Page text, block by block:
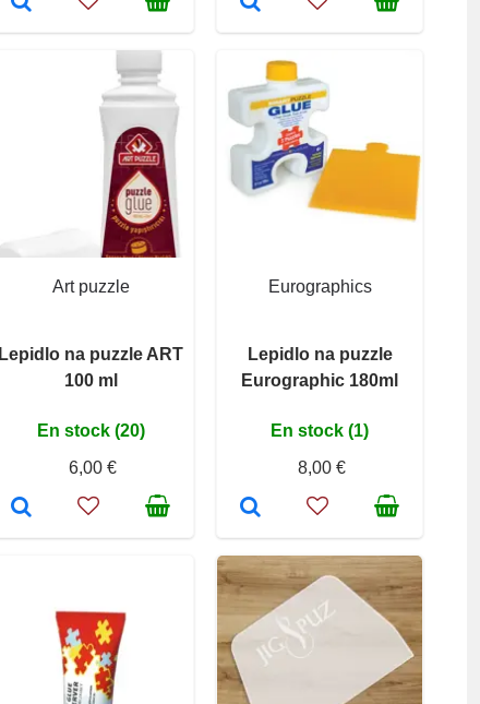
Art puzzle
Lepidlo na puzzle ART
100 ml
En stock (20)
6,00 €
Eurographics
Lepidlo na puzzle
Eurographic 180ml
En stock (1)
8,00 €